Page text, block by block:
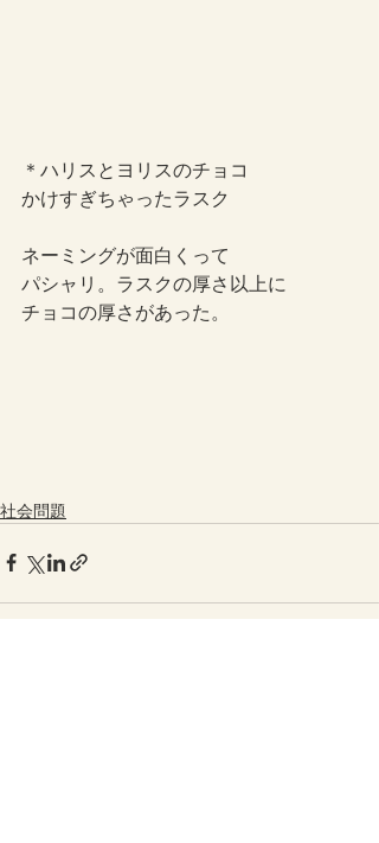
＊ハリスとヨリスのチョコ
かけすぎちゃったラスク
ネーミングが面白くって
パシャリ。ラスクの厚さ以上に
チョコの厚さがあった。
社会問題